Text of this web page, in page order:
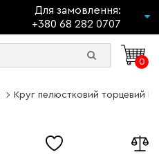
Для замовлення:
+380 68 282 0707
0
Круг пелюстковий торцевий